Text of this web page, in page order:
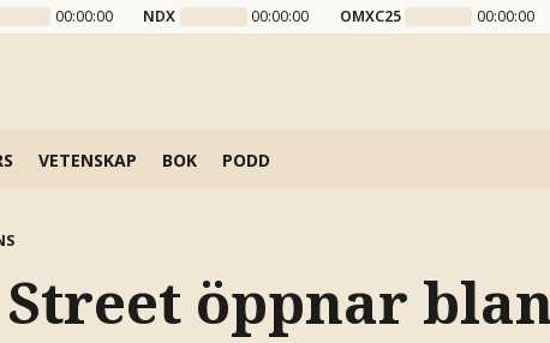
00:00:00 NDX 00:00:00 OMXC25 00:00:00
VETENSKAP BOK PODD
öppnar